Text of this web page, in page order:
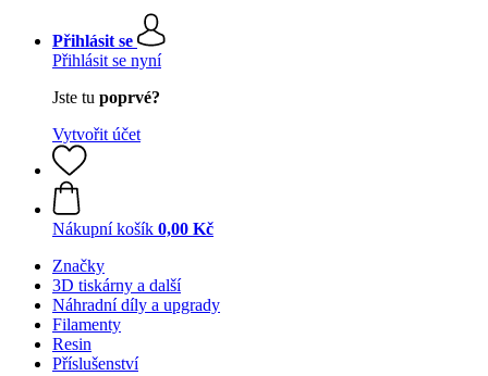
Přihlásit se
Přihlásit se nyní
Jste tu poprvé?
Vytvořit účet
Nákupní košík 0,00 Kč
Značky
3D tiskárny a další
Náhradní díly a upgrady
Filamenty
Resin
Příslušenství